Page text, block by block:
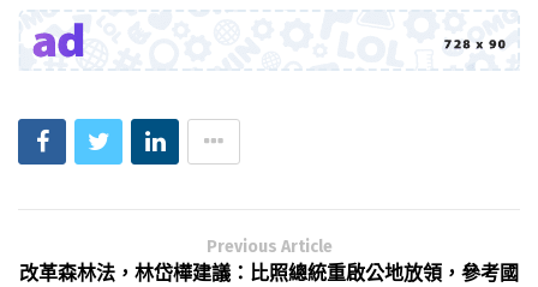
Previous Article
改革森林法，林岱樺建議：比照總統重啟公地放領，參考國